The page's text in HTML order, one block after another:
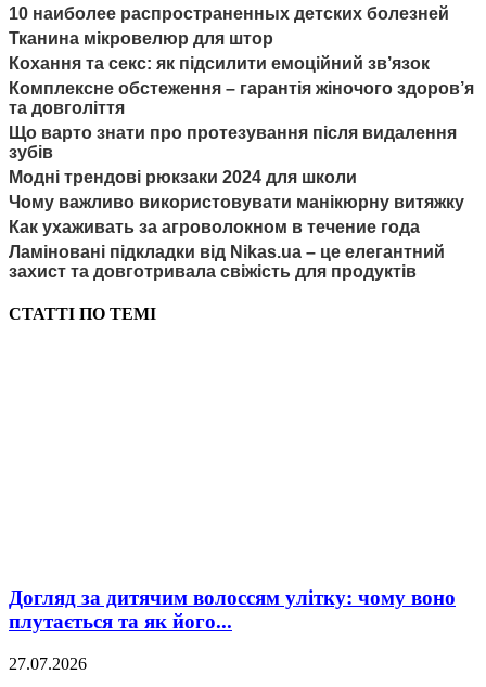
10 наиболее распространенных детских болезней
Тканина мікровелюр для штор
Кохання та секс: як підсилити емоційний зв’язок
Комплексне обстеження – гарантія жіночого здоров’я
та довголіття
Що варто знати про протезування після видалення
зубів
Модні трендові рюкзаки 2024 для школи
Чому важливо використовувати манікюрну витяжку
Как ухаживать за агроволокном в течение года
Ламіновані підкладки від Nikas.ua – це елегантний
захист та довготривала свіжість для продуктів
СТАТТІ ПО ТЕМІ
Догляд за дитячим волоссям улітку: чому воно
плутається та як його...
27.07.2026